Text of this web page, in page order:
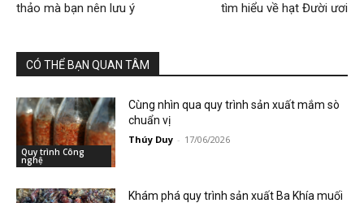
thảo mà bạn nên lưu ý
tìm hiểu về hạt Đười ươi
CÓ THỂ BẠN QUAN TÂM
Quy trình Công
nghệ
Cùng nhìn qua quy trình sản xuất mắm sò
chuẩn vị
Thúy Duy - 17/06/2026
Khám phá quy trình sản xuất Ba Khía muối